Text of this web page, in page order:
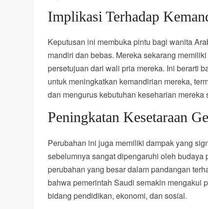
Implikasi Terhadap
Keputusan ini membuka pintu bagi wanita
mandiri dan bebas. Mereka sekarang
persetujuan dari wali pria mereka. Ini berarti
untuk meningkatkan kemandirian mereka,
dan mengurus kebutuhan keseharian
Peningkatan Kesetaraan
Perubahan ini juga memiliki dampak yang
sebelumnya sangat dipengaruhi oleh
perubahan yang besar dalam pandangan
bahwa pemerintah Saudi semakin mengakui
bidang pendidikan, ekonomi, dan sosial.